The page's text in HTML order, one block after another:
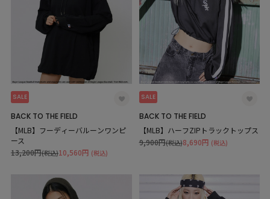
SALE
BACK TO THE FIELD
【MLB】フーディーバルーンワンピ
ース
10,560円 (税込)
13,200円(税込)
SALE
BACK TO THE FIELD
【MLB】ハーフZIPトラックトップス
8,690円 (税込)
9,900円(税込)